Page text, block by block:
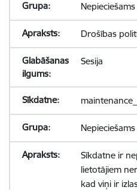
Nepieciešams
Drošības
Sesija
Nepieciešams
Sīkdatne ir
lietotājiem
kad viņi ir